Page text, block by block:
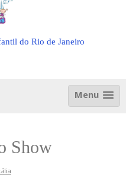
do Rio de Janeiro
Menu
Show